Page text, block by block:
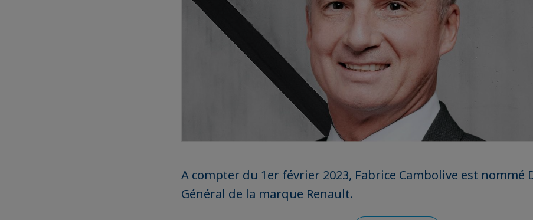
A compter du 1er février 2023, Fabrice Cambolive est nommé
Général de la marque Renault.